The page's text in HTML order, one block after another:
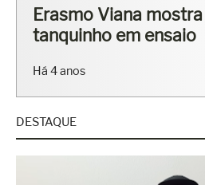
Erasmo Viana
tanquinho em ensaio
Há 4 anos
DESTAQUE